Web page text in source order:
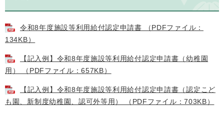
令和8年度施設等利用給付認定申請書 （PDFファイル：
134KB）
【記入例】令和8年度施設等利用給付認定申請書（幼稚園
用） （PDFファイル：657KB）
【記入例】令和8年度施設等利用給付認定申請書（認定こど
も園、新制度幼稚園、認可外等用） （PDFファイル：703KB）